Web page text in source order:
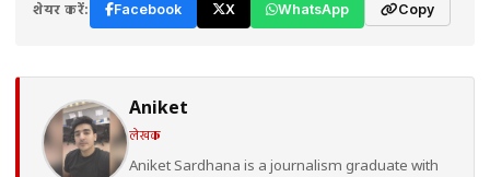
शेयर करें: Facebook X WhatsApp Copy
Aniket
लेखक
Aniket Sardhana is a journalism graduate with